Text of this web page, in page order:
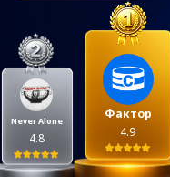
Фактор
4.9
Never Alone
4.8
ChelseaBluesRu
Посетителям
Ежевечерний дайджест
редакции